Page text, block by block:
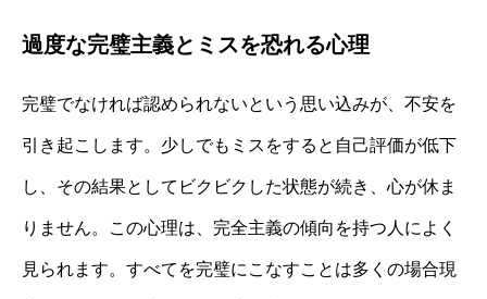
過度な完璧主義とミスを恐れる心理
完璧でなければ認められないという思い込みが、不安を
引き起こします。少しでもミスをすると自己評価が低下
し、その結果としてビクビクした状態が続き、心が休ま
りません。この心理は、完全主義の傾向を持つ人によく
見られます。すべてを完璧にこなすことは多くの場合現